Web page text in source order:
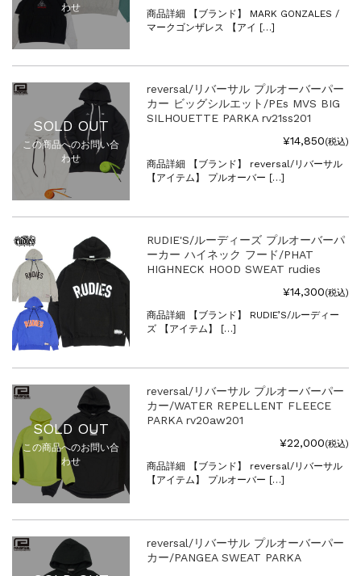
わせ
商品詳細 【ブランド】 MARK GONZALES /
マークゴンザレス 【アイ […]
SOLD OUT
この商品へのお問い合
わせ
reversal/リバーサル プルオーバーパー
カー ビッグシルエット/PEs MVS BIG
SILHOUETTE PARKA rv21ss201
¥14,850(税込)
商品詳細 【ブランド】 reversal/リバーサル
【アイテム】 プルオーバー […]
RUDIE'S/ルーディーズ プルオーバーパ
ーカー ハイネック フード/PHAT
HIGHNECK HOOD SWEAT rudies
¥14,300(税込)
商品詳細 【ブランド】 RUDIE’S/ルーディー
ズ 【アイテム】 […]
SOLD OUT
この商品へのお問い合
わせ
reversal/リバーサル プルオーバーパー
カー/WATER REPELLENT FLEECE
PARKA rv20aw201
¥22,000(税込)
商品詳細 【ブランド】 reversal/リバーサル
【アイテム】 プルオーバー […]
reversal/リバーサル プルオーバーパー
カー/PANGEA SWEAT PARKA